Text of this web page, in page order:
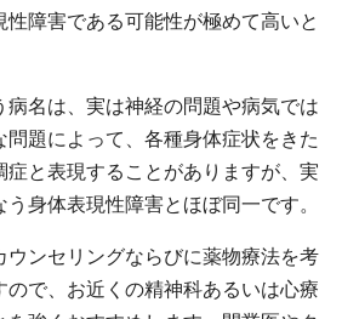
性障害である可能性が極めて高いと
病名は、実は神経の問題や病気では
問題によって、各種身体症状をきた
症と表現することがありますが、実
身体表現性障害とほぼ同一です。
ウンセリングならびに薬物療法を考
ので、お近くの精神科あるいは心療